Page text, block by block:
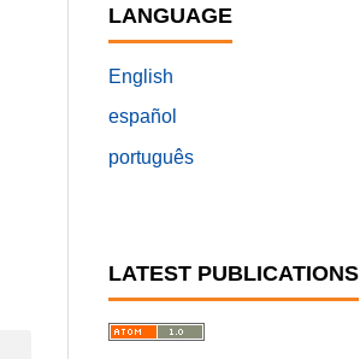
LANGUAGE
English
español
português
LATEST PUBLICATIONS